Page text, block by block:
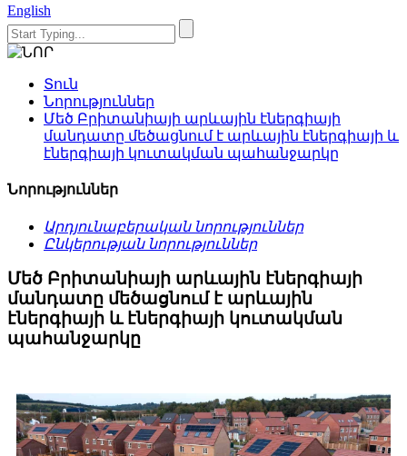
English
Տուն
Նորություններ
Մեծ Բրիտանիայի արևային էներգիայի
մանդատը մեծացնում է արևային էներգիայի և
էներգիայի կուտակման պահանջարկը
Նորություններ
Արդյունաբերական նորություններ
Ընկերության նորություններ
Մեծ Բրիտանիայի արևային էներգիայի
մանդատը մեծացնում է արևային
էներգիայի և էներգիայի կուտակման
պահանջարկը